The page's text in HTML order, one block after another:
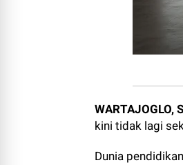
WARTAJOGLO,
kini tidak lagi
Dunia